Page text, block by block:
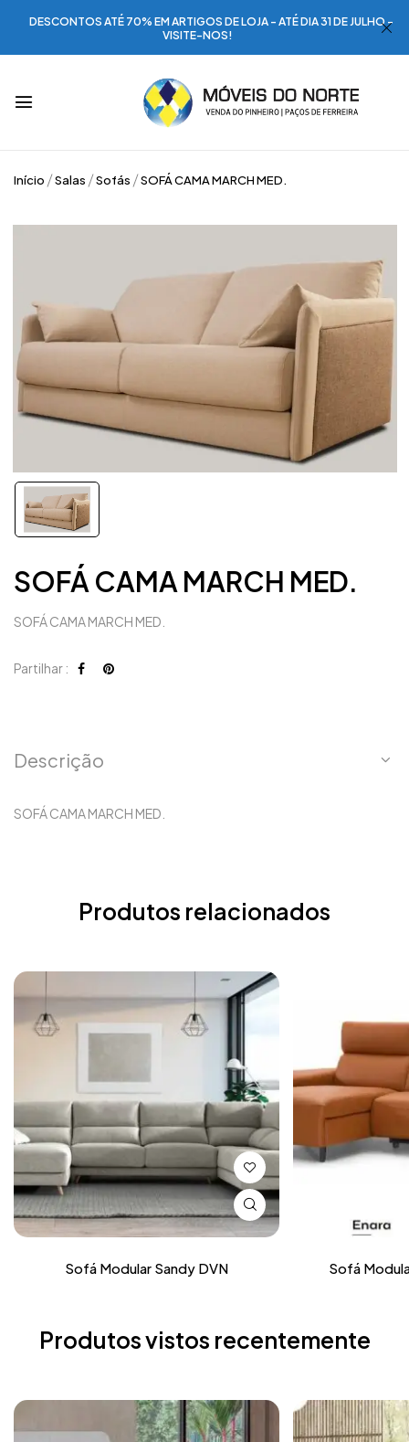
DESCONTOS ATÉ 70% EM ARTIGOS DE LOJA - ATÉ DIA 31 DE JULHO -
VISITE-NOS!
Início Salas Sofás SOFÁ CAMA MARCH MED.
SOFÁ CAMA MARCH MED.
SOFÁ CAMA MARCH MED.
Partilhar :
Descrição
SOFÁ CAMA MARCH MED.
Produtos relacionados
Sofá Modular Sandy DVN Sofá
Produtos vistos recentemente